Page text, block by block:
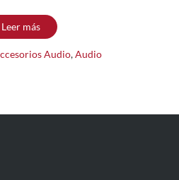
Leer más
Audio,Audio